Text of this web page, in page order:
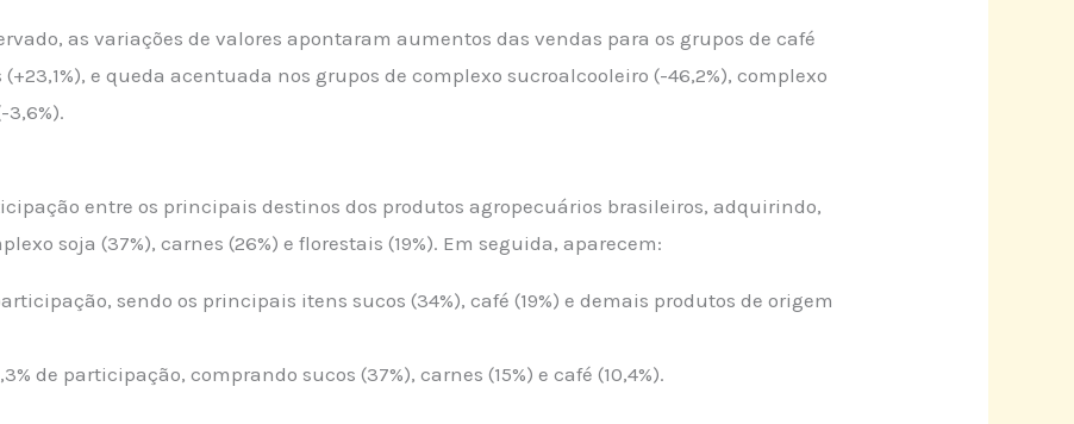
as variações de valores apontaram aumentos das vendas para os grupos de café
(+23,1%), e queda acentuada nos grupos de complexo sucroalcooleiro (-46,2%), complexo
3,6%).
entre os principais destinos dos produtos agropecuários brasileiros, adquirindo,
soja (37%), carnes (26%) e florestais (19%). Em seguida, aparecem:
sendo os principais itens sucos (34%), café (19%) e demais produtos de origem
de participação, comprando sucos (37%), carnes (15%) e café (10,4%).